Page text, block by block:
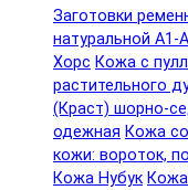
Заготовки
натуральной А1-
Хорс Кожа с
растительного
(Краст) шорно-
одежная Кожа
кожи: вороток,
Кожа Нубук